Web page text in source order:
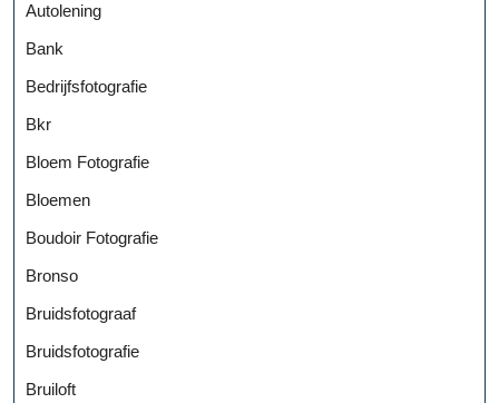
Autolening
Bank
Bedrijfsfotografie
Bkr
Bloem Fotografie
Bloemen
Boudoir Fotografie
Bronso
Bruidsfotograaf
Bruidsfotografie
Bruiloft